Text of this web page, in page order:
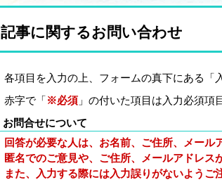
記事に関するお問い合わせ
各項目を入力の上、フォームの真下にある「
赤字で「※必須 」の付いた項目は入力必須項
お問合せについて
回答が必要な人は、お名前、ご住所、メール
匿名でのご意見や、ご住所、メールアドレス
また、入力する際には入力誤りがないようご